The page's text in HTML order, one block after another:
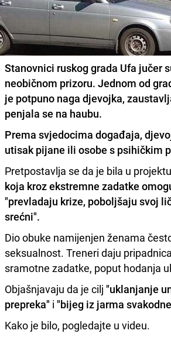
Stanovnici ruskog grada Ufa jučer
neobičnom prizoru. Jednom od
je potpuno naga djevojka,
penjala se na haubu.
Prema svjedocima događaja,
utisak pijane ili osobe s psihičkim
Pretpostavlja se da je bila u projektu
koja kroz ekstremne zadatke
"prevladaju krize, poboljšaju svoj
srećni".
Dio obuke namijenjen ženama
seksualnost. Treneri daju
sramotne zadatke, poput hodanja
Objašnjavaju da je cilj "uklanjanje
prepreka" i "bijeg iz jarma
Kako je bilo, pogledajte u videu.